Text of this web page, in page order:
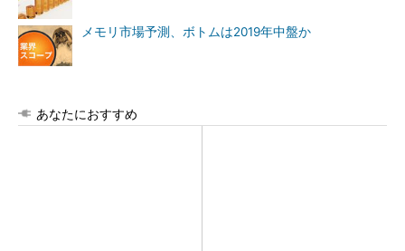
メモリ市場予測、ボトムは2019年中盤か
あなたにおすすめ